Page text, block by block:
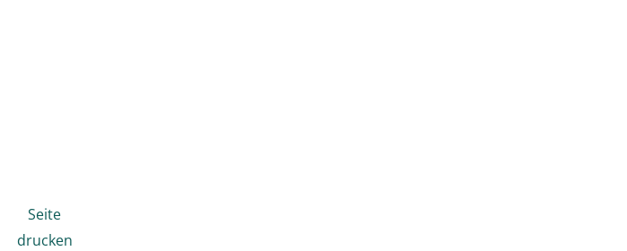
Seite
drucken